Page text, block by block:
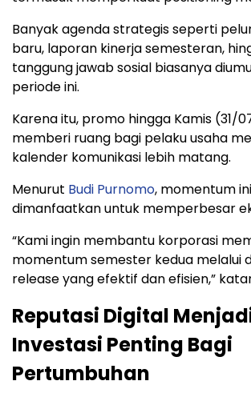
Banyak agenda strategis seperti
baru, laporan kinerja semesteran,
tanggung jawab sosial biasanya
periode ini.
Karena itu, promo hingga Kamis (31/
memberi ruang bagi pelaku usaha
kalender komunikasi lebih matang.
Menurut Budi Purnomo, momentum
dimanfaatkan untuk memperbesar
“Kami ingin membantu korporasi
momentum semester kedua melalui
release yang efektif dan efisien,”
Reputasi Digital
Investasi Penting Bagi
Pertumbuhan